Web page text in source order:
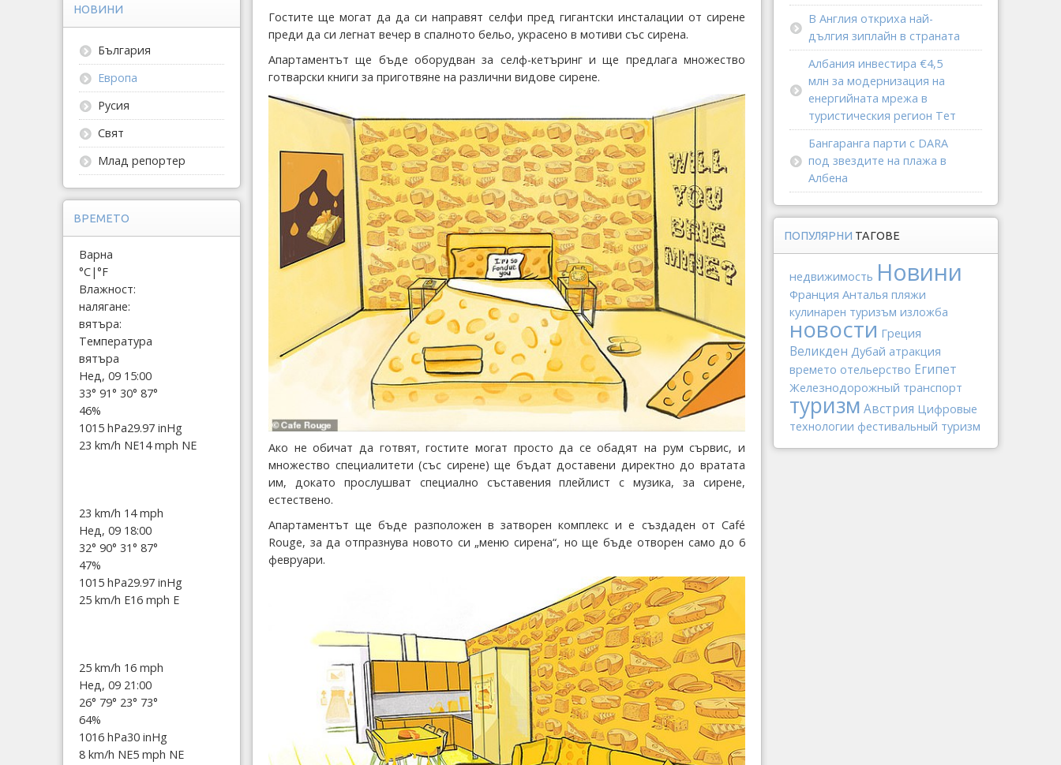
Гостите ще могат да да си направят селфи пред гигантски инсталации от сирене
преди да си легнат вечер в спалното бельо, украсено в мотиви със сирена.
Апартаментът ще бъде оборудван за селф-кетъринг и ще предлага множество
готварски книги за приготвяне на различни видове сирене.
Ако не обичат да готвят, гостите могат просто да се обадят на рум сървис, и
множество специалитети (със сирене) ще бъдат доставени директно до вратата
им, докато прослушват специално съставения плейлист с музика, за сирене,
естествено.
Апартаментът ще бъде разположен в затворен комплекс и е създаден от Café
Rouge, за да отпразнува новото си „меню сирена“, но ще бъде отворен само до 6
февруари.
НОВИНИ
България
Европа
Русия
Свят
Млад репортер
ВРЕМЕТО
Варна
°C|°F
Влажност:
налягане:
вятъра:
Температура
вятъра
Нед, 09 15:00
33° 91° 30° 87°
46%
1015 hPa29.97 inHg
23 km/h NE14 mph NE
23 km/h 14 mph
Нед, 09 18:00
32° 90° 31° 87°
47%
1015 hPa29.97 inHg
25 km/h E16 mph E
25 km/h 16 mph
Нед, 09 21:00
26° 79° 23° 73°
64%
1016 hPa30 inHg
8 km/h NE5 mph NE
В Англия откриха най-
дългия зиплайн в страната
Албания инвестира €4,5
млн за модернизация на
енергийната мрежа в
туристическия регион Тет
Бангаранга парти с DARA
под звездите на плажа в
Албена
ПОПУЛЯРНИ ТАГОВЕ
недвижимость Новини
Франция Анталья пляжи
кулинарен туризъм изложба
новости Греция
Великден Дубай атракция
времето отельерство Египет
Железнодорожный транспорт
туризм Австрия Цифровые
технологии фестивальный туризм